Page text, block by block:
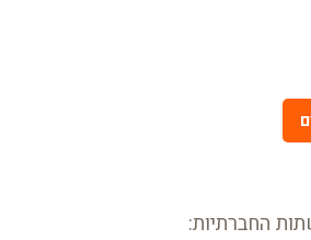
החברתיות: